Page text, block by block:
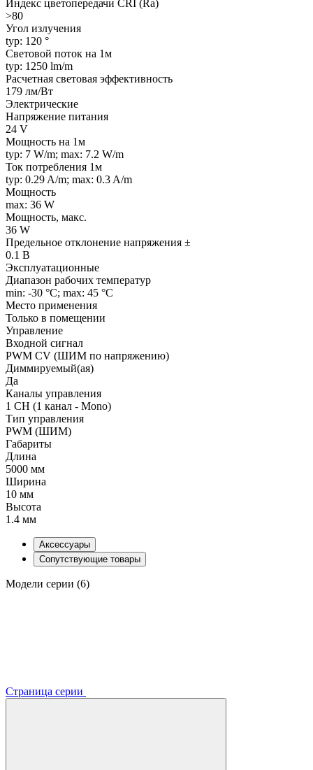
Индекс цветопередачи CRI (Ra)
>80
Угол излучения
typ: 120 °
Световой поток на 1м
typ: 1250 lm/m
Расчетная световая эффективность
179 лм/Вт
Электрические
Напряжение питания
24 V
Мощность на 1м
typ: 7 W/m; max: 7.2 W/m
Ток потребления 1м
typ: 0.29 A/m; max: 0.3 A/m
Мощность
max: 36 W
Мощность, макс.
36 W
Предельное отклонение напряжения ±
0.1 В
Эксплуатационные
Диапазон рабочих температур
min: -30 °C; max: 45 °C
Место применения
Только в помещении
Управление
Входной сигнал
PWM СV (ШИМ по напряжению)
Диммируемый(ая)
Да
Каналы управления
1 CH (1 канал - Mono)
Тип управления
PWM (ШИМ)
Габариты
Длина
5000 мм
Ширина
10 мм
Высота
1.4 мм
Аксессуары
Сопутствующие товары
Модели серии (6)
Страница серии